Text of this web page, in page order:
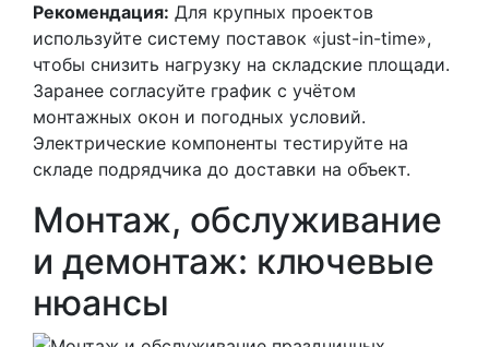
Рекомендация: Для крупных проектов
используйте систему поставок «just-in-time»,
чтобы снизить нагрузку на складские площади.
Заранее согласуйте график с учётом
монтажных окон и погодных условий.
Электрические компоненты тестируйте на
складе подрядчика до доставки на объект.
Монтаж, обслуживание
и демонтаж: ключевые
нюансы